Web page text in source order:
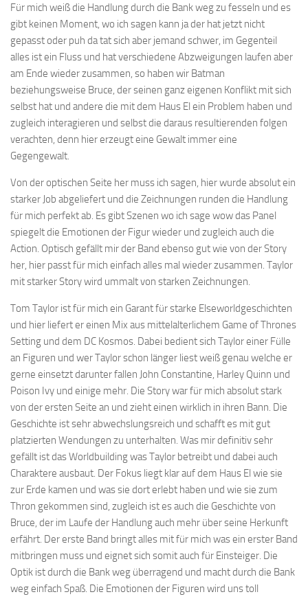
Für mich weiß die Handlung durch die Bank weg zu fesseln und es
gibt keinen Moment, wo ich sagen kann ja der hat jetzt nicht
gepasst oder puh da tat sich aber jemand schwer, im Gegenteil
alles ist ein Fluss und hat verschiedene Abzweigungen laufen aber
am Ende wieder zusammen, so haben wir Batman
beziehungsweise Bruce, der seinen ganz eigenen Konflikt mit sich
selbst hat und andere die mit dem Haus El ein Problem haben und
zugleich interagieren und selbst die daraus resultierenden folgen
verachten, denn hier erzeugt eine Gewalt immer eine
Gegengewalt.
Von der optischen Seite her muss ich sagen, hier wurde absolut ein
starker Job abgeliefert und die Zeichnungen runden die Handlung
für mich perfekt ab. Es gibt Szenen wo ich sage wow das Panel
spiegelt die Emotionen der Figur wieder und zugleich auch die
Action. Optisch gefällt mir der Band ebenso gut wie von der Story
her, hier passt für mich einfach alles mal wieder zusammen. Taylor
mit starker Story wird ummalt von starken Zeichnungen.
Tom Taylor ist für mich ein Garant für starke Elseworldgeschichten
und hier liefert er einen Mix aus mittelalterlichem Game of Thrones
Setting und dem DC Kosmos. Dabei bedient sich Taylor einer Fülle
an Figuren und wer Taylor schon länger liest weiß genau welche er
gerne einsetzt darunter fallen John Constantine, Harley Quinn und
Poison Ivy und einige mehr. Die Story war für mich absolut stark
von der ersten Seite an und zieht einen wirklich in ihren Bann. Die
Geschichte ist sehr abwechslungsreich und schafft es mit gut
platzierten Wendungen zu unterhalten. Was mir definitiv sehr
gefällt ist das Worldbuilding was Taylor betreibt und dabei auch
Charaktere ausbaut. Der Fokus liegt klar auf dem Haus El wie sie
zur Erde kamen und was sie dort erlebt haben und wie sie zum
Thron gekommen sind, zugleich ist es auch die Geschichte von
Bruce, der im Laufe der Handlung auch mehr über seine Herkunft
erfährt. Der erste Band bringt alles mit für mich was ein erster Band
mitbringen muss und eignet sich somit auch für Einsteiger. Die
Optik ist durch die Bank weg überragend und macht durch die Bank
weg einfach Spaß. Die Emotionen der Figuren wird uns toll